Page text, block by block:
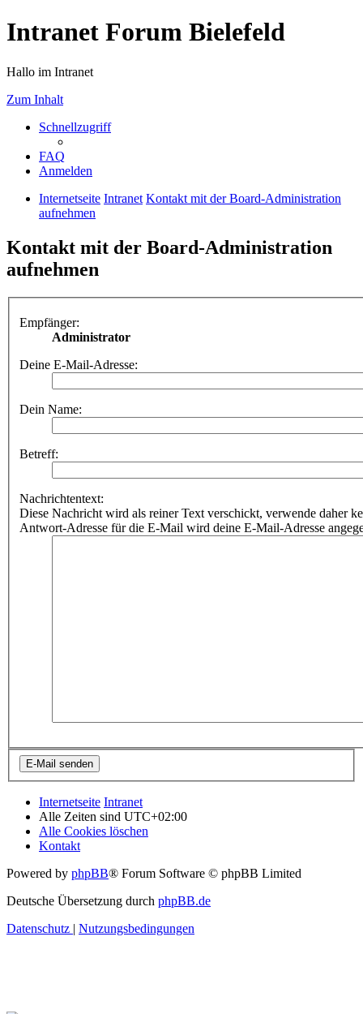
Intranet Forum Bielefeld
Hallo im Intranet
Zum Inhalt
Schnellzugriff
FAQ
Anmelden
Internetseite Intranet Kontakt mit der Board-Administration
aufnehmen
Kontakt mit der Board-Administration
aufnehmen
Empfänger:
Administrator
Deine E-Mail-Adresse:
Dein Name:
Betreff:
Nachrichtentext:
Diese Nachricht wird als reiner Text verschickt, verwende daher
Antwort-Adresse für die E-Mail wird deine E-Mail-Adresse
Internetseite Intranet
Alle Zeiten sind UTC+02:00
Alle Cookies löschen
Kontakt
Powered by phpBB® Forum Software © phpBB Limited
Deutsche Übersetzung durch phpBB.de
Datenschutz | Nutzungsbedingungen